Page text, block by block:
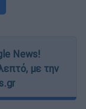
News!
με την